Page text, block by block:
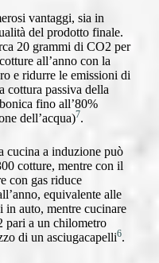
vantaggi, sia in
del prodotto finale.
20 grammi di CO2 per
all’anno con la
e ridurre le emissioni di
cottura passiva della
fino all’80%
dell’acqua)7.
cucina a induzione può
cotture, mentre con il
con gas riduce
equivalente alle
in auto, mentre cucinare
pari a un chilometro
di un asciugacapelli6.